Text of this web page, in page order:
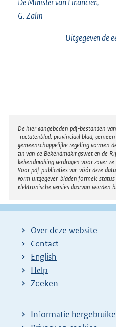
De Minister van Financiën,
G. Zalm
Uitgegeven de
Disclaimer
De hier aangeboden pdf-bestanden
Tractatenblad, provinciaal blad,
gemeenschappelijke regeling vormen
zin van de Bekendmakingswet en de
bekendmaking verdragen voor zover
Voor pdf-publicaties van vóór deze
vorm uitgegeven bladen formele
elektronische versies daarvan worden
Over deze website
Contact
English
Help
Zoeken
Informatie